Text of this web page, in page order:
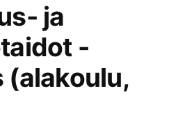
ja
-
(alakoulu,